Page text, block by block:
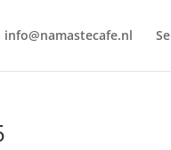
info@namastecafe.nl